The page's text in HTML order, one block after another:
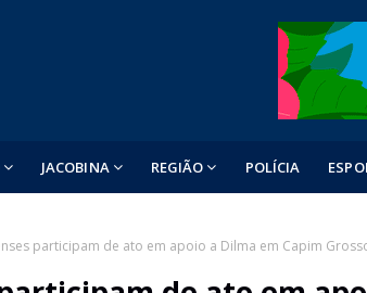
JACOBINA REGIÃO POLÍCIA
participam de ato em apoio a Dilma em Capim